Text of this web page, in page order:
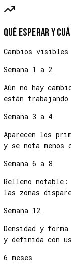
Qué esperar y
Cambios
Semana 1 a 2
Aún no hay
están
Semana 3 a 4
Aparecen los
y se nota
Semana 6 a 8
Relleno
las zonas
Semana 12
Densidad y
y definida con
6 meses